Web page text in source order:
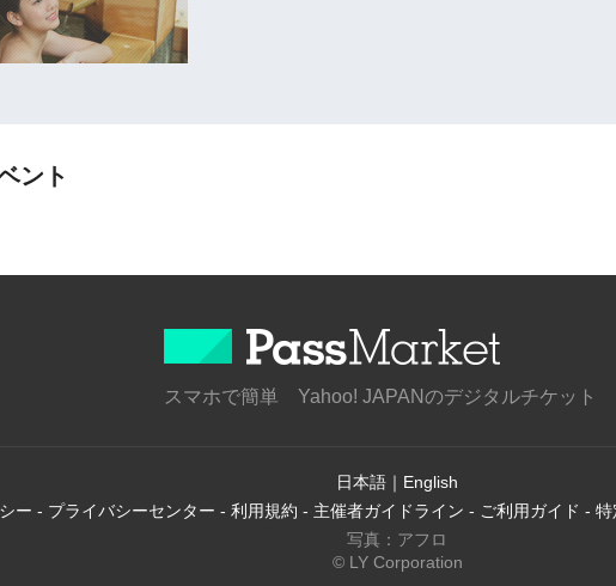
ント
スマホで簡単 Yahoo! JAPANのデジタルチケット
日本語 ｜ English
ー - プライバシーセンター - 利用規約 - 主催者ガイドライン - ご利用ガイド - 特
写真：アフロ
© LY Corporation